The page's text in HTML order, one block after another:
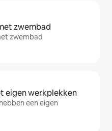
zwembad
zwembad
eigen werkplekken
een eigen